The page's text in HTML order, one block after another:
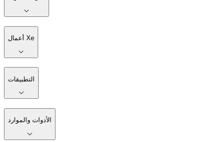
أعمال Xe
التطبيقات
الأدوات والموارد